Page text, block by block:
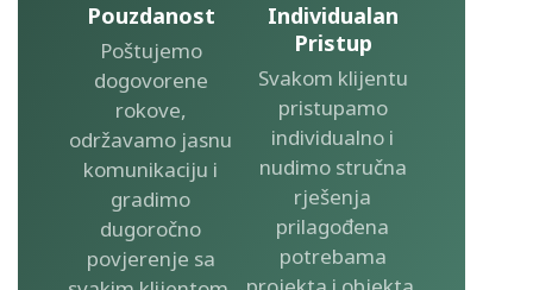
Pouzdanost
Poštujemo
dogovorene
rokove,
održavamo jasnu
komunikaciju i
gradimo
dugoročno
povjerenje sa
Individualan
Pristup
Svakom klijentu
pristupamo
individualno i
nudimo stručna
rješenja
prilagođena
potrebama